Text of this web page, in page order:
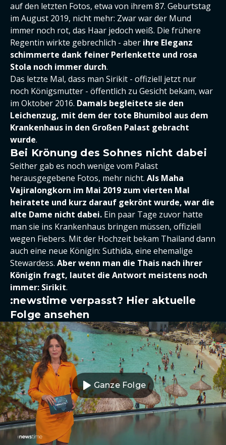
auf den letzten Fotos, etwa von ihrem 87. Geburtstag
im August 2019, nicht mehr: Zwar war der Mund
immer noch rot, das Haar jedoch weiß. Die frühere
Regentin wirkte gebrechlich - aber ihre Eleganz
schimmerte dank feiner Perlenkette und rosa
Stola noch immer durch.
Das letzte Mal, dass man Sirikit - offiziell jetzt nur
noch Königsmutter - öffentlich zu Gesicht bekam, war
im Oktober 2016. Damals begleitete sie den
Leichenzug, mit dem der tote Bhumibol aus dem
Krankenhaus in den Großen Palast gebracht
wurde.
Bei Krönung des Sohnes nicht dabei
Seither gab es noch wenige vom Palast
herausgegebene Fotos, mehr nicht. Als Maha
Vajiralongkorn im Mai 2019 zum vierten Mal
heiratete und kurz darauf gekrönt wurde, war die
alte Dame nicht dabei. Ein paar Tage zuvor hatte
man sie ins Krankenhaus bringen müssen, offiziell
wegen Fiebers. Mit der Hochzeit bekam Thailand dann
auch eine neue Königin: Suthida, eine ehemalige
Stewardess. Aber wenn man die Thais nach ihrer
Königin fragt, lautet die Antwort meistens noch
immer: Sirikit.
:newstime verpasst? Hier aktuelle
Folge ansehen
Ganze Folge